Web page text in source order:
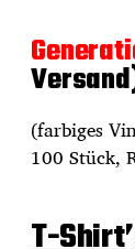
(farbiges
100 Stück,
T-